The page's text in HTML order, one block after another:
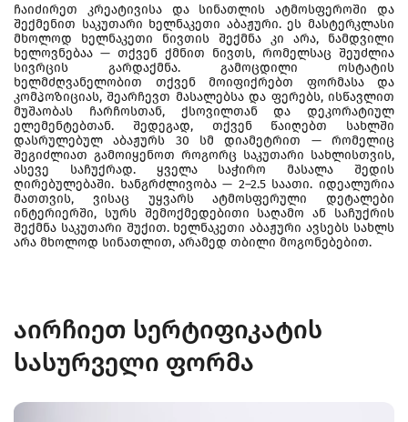
ჩაიძირეთ კრეატივისა და სინათლის ატმოსფეროში და
შექმენით საკუთარი ხელნაკეთი აბაჟური. ეს მასტერკლასი
მხოლოდ ხელნაკეთი ნივთის შექმნა კი არა, ნამდვილი
ხელოვნებაა — თქვენ ქმნით ნივთს, რომელსაც შეუძლია
სივრცის გარდაქმნა. გამოცდილი ოსტატის
ხელმძღვანელობით თქვენ მოიფიქრებთ ფორმასა და
კომპოზიციას, შეარჩევთ მასალებსა და ფერებს, ისწავლით
მუშაობას ჩარჩოსთან, ქსოვილთან და დეკორატიულ
ელემენტებთან. შედეგად, თქვენ წაიღებთ სახლში
დასრულებულ აბაჟურს 30 სმ დიამეტრით — რომელიც
შეგიძლიათ გამოიყენოთ როგორც საკუთარი სახლისთვის,
ასევე საჩუქრად. ყველა საჭირო მასალა შედის
ღირებულებაში. ხანგრძლივობა — 2–2.5 საათი. იდეალურია
მათთვის, ვისაც უყვარს ატმოსფერული დეტალები
ინტერიერში, სურს შემოქმედებითი საღამო ან საჩუქრის
შექმნა საკუთარი შუქით. ხელნაკეთი აბაჟური ავსებს სახლს
არა მხოლოდ სინათლით, არამედ თბილი მოგონებებით.
აირჩიეთ სერტიფიკატის
სასურველი ფორმა